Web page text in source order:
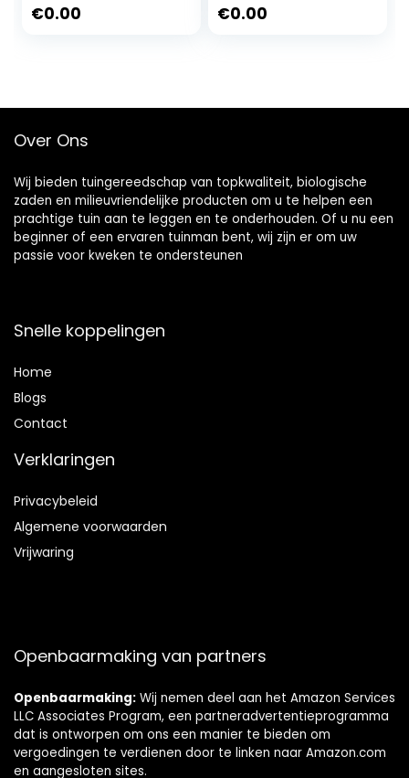
Outdoor Flood
€0.00
24V 5730 smd
White)
€0.00
Over Ons
Wij bieden tuingereedschap van topkwaliteit, biologische
zaden en milieuvriendelijke producten om u te helpen een
prachtige tuin aan te leggen en te onderhouden. Of u nu een
beginner of een ervaren tuinman bent, wij zijn er om uw
passie voor kweken te ondersteunen
Snelle koppelingen
Home
Blogs
Contact
Verklaringen
Privacybeleid
Algemene voorwaarden
Vrijwaring
Openbaarmaking van partners
Openbaarmaking: Wij nemen deel aan het Amazon Services
LLC Associates Program, een partneradvertentieprogramma
dat is ontworpen om ons een manier te bieden om
vergoedingen te verdienen door te linken naar Amazon.com
en aangesloten sites.